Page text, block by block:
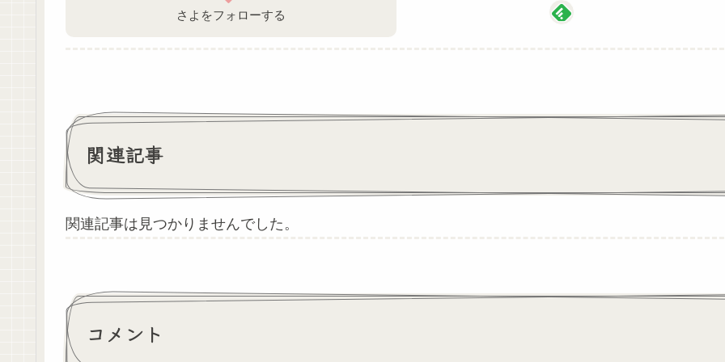
さよをフォローする
関連記事
関連記事は見つかりませんでした。
コメント